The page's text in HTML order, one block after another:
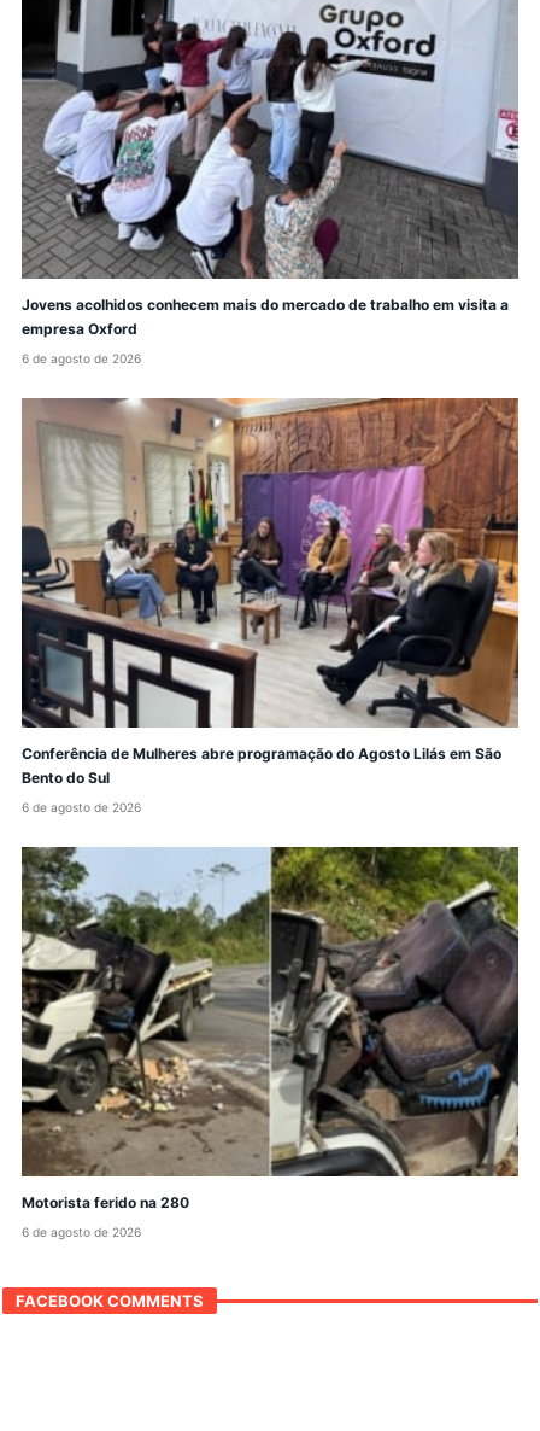
Jovens acolhidos conhecem mais do mercado de trabalho em visita a
empresa Oxford
6 de agosto de 2026
Conferência de Mulheres abre programação do Agosto Lilás em São
Bento do Sul
6 de agosto de 2026
Motorista ferido na 280
6 de agosto de 2026
FACEBOOK COMMENTS